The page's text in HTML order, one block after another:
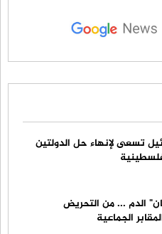
تسعى لإنهاء حل الدولتين
الدم ... من التحريض
الجماعية